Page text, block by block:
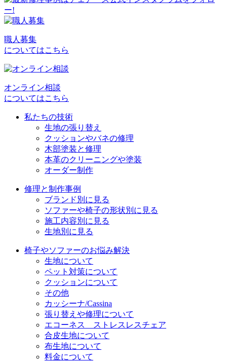
稿
ナ
ビ
ゲ
ー
シ
ョ
職人募集
についてはこちら
オンライン相談
についてはこちら
私たちの技術
生地の張り替え
クッションやバネの修理
木部塗装と修理
本革のクリーニングや塗装
オーダー制作
修理と制作事例
ブランド別に見る
ソファーや椅子の形状別に見る
施工内容別に見る
生地別に見る
椅子やソファーのお悩み解決
生地について
ペット対策について
クッションについて
その他
カッシーナ/Cassina
張り替えや修理について
エコーネス ストレスレスチェア
合皮生地について
布生地について
料金について